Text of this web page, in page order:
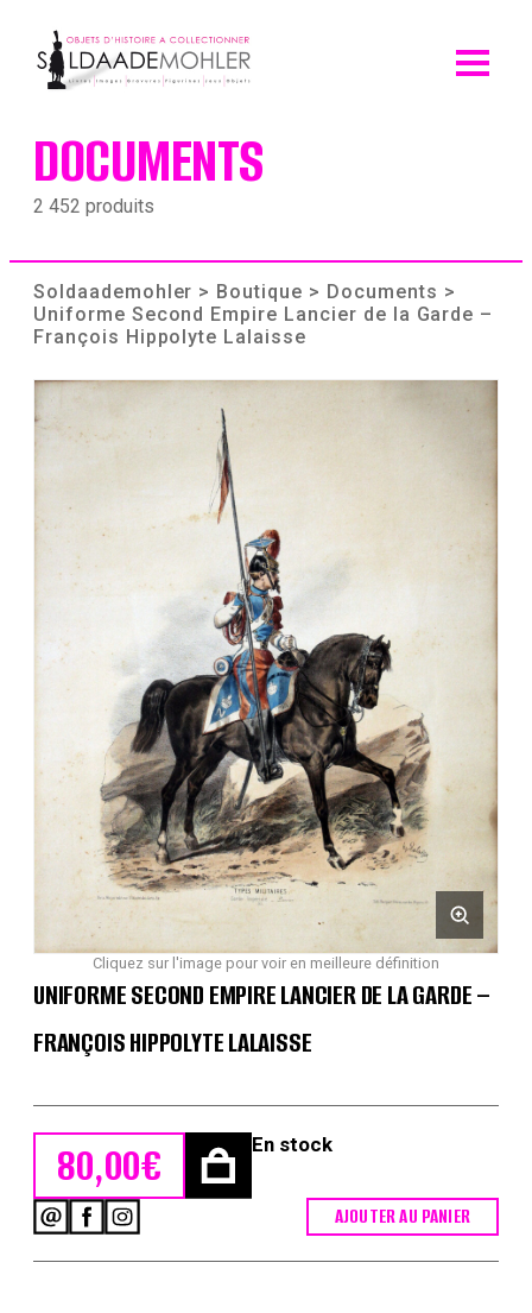
content
DOCUMENTS
2 452 produits
Soldaademohler > Boutique > Documents >
Uniforme Second Empire Lancier de la Garde –
François Hippolyte Lalaisse
Cliquez sur l'image pour voir en meilleure définition
UNIFORME SECOND EMPIRE LANCIER DE LA GARDE –
FRANÇOIS HIPPOLYTE LALAISSE
80,00€ En stock
AJOUTER AU PANIER